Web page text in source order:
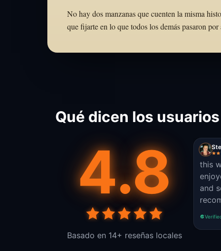
No hay dos manzanas que cuenten la misma
que fijarte en lo que todos los demás pasaron
Qué dicen los
4.8
Basado en 14+ reseñas locales
this
and